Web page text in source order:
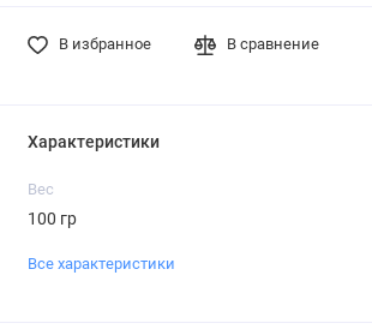
В избранное В сравнение
Характеристики
Вес
100 гр
Все характеристики